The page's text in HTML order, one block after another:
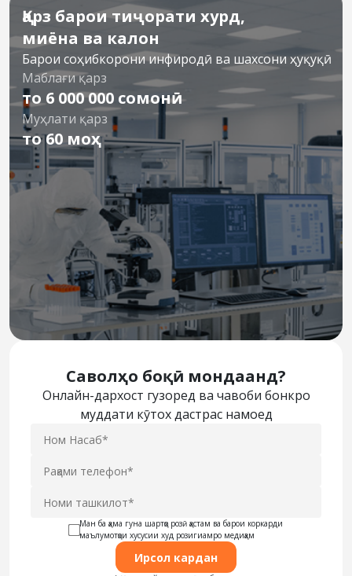
Қарз барои тиҷорати хурд,
миёна ва калон
Барои соҳибкорони инфиродӣ ва шахсони ҳуқуқӣ
Маблағи қарз
то 6 000 000 сомонӣ
Муҳлати қарз
то 60 моҳ
Саволҳо боқӣ мондаанд?
Онлайн-дархост гузоред ва чавоби бонкро
муддати кӯтох дастрас намоед
Ман ба ҳама гуна шартҳо розӣ ҳастам ва барои коркарди
маълумотҳои хусусии худ розигиамро медиҳам
Ирсол кардан